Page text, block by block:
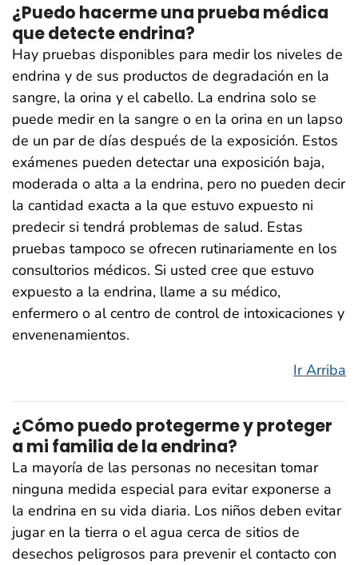
¿Puedo hacerme una prueba médica
que detecte endrina?
Hay pruebas disponibles para medir los niveles de
endrina y de sus productos de degradación en la
sangre, la orina y el cabello. La endrina solo se
puede medir en la sangre o en la orina en un lapso
de un par de días después de la exposición. Estos
exámenes pueden detectar una exposición baja,
moderada o alta a la endrina, pero no pueden decir
la cantidad exacta a la que estuvo expuesto ni
predecir si tendrá problemas de salud. Estas
pruebas tampoco se ofrecen rutinariamente en los
consultorios médicos. Si usted cree que estuvo
expuesto a la endrina, llame a su médico,
enfermero o al centro de control de intoxicaciones y
envenenamientos.
Ir Arriba
¿Cómo puedo protegerme y proteger
a mi familia de la endrina?
La mayoría de las personas no necesitan tomar
ninguna medida especial para evitar exponerse a
la endrina en su vida diaria. Los niños deben evitar
jugar en la tierra o el agua cerca de sitios de
desechos peligrosos para prevenir el contacto con